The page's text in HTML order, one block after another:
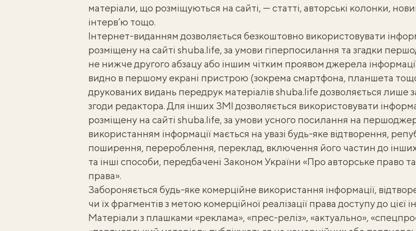
матеріали, що розміщуються на сайті, — статті, авторські колонки,
інтерв’ю тощо.
Інтернет-виданням дозволяється безкоштовно використовувати
розміщену на сайті shuba.life, за умови гіперпосилання та згадки
не нижче другого абзацу або іншим чітким проявом джерела
видно в першому екрані пристрою (зокрема смартфона, планшета
друкованих видань передрук матеріалів shuba.life дозволяється лише
згоди редактора. Для інших ЗМІ дозволяється використовувати
розміщену на сайті shuba.life, за умови усного посилання на
використанням інформації мається на увазі будь-яке відтворення,
поширення, перероблення, переклад, включення його частин до інших
та інші способи, передбачені Законом України «Про авторське право
права».
Забороняється будь-яке комерційне використання інформації,
чи їх фрагментів з метою комерційної реалізації права доступу до цієї
Матеріали з плашками «реклама», «прес-реліз», «актуально»,